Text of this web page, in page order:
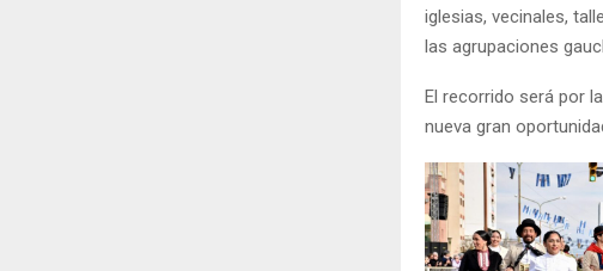
iglesias, vecinales,
las agrupaciones
El recorrido será por
nueva gran